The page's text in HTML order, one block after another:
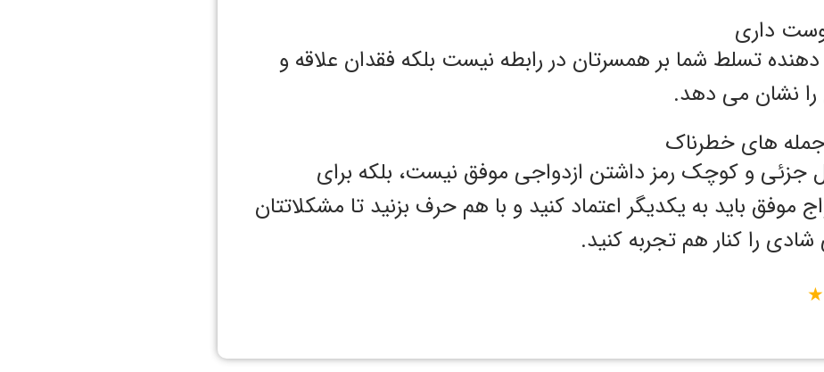
داری
تسلط شما بر همسرتان در رابطه نیست بلکه فقدان علاقه و
را نشان می دهد.
های خطرناک
جزئی و کوچک رمز داشتن ازدواجی موفق نیست، بلکه برای
موفق باید به یکدیگر اعتماد کنید و با هم حرف بزنید تا مشکلاتتان
را کنار هم تجربه کنید.